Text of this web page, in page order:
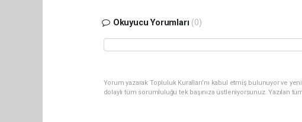
Okuyucu Yorumları (0)
Yorum yazarak Topluluk Kuralları’nı kabul etmiş bulunuyor ve
dolaylı tüm sorumluluğu tek başınıza üstleniyorsunuz.